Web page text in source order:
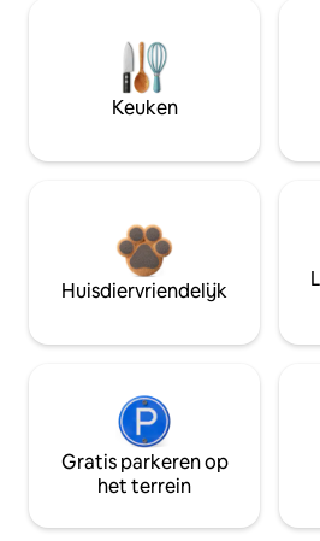
Keuken
Huisdiervriendelijk
Gratis parkeren op
het terrein